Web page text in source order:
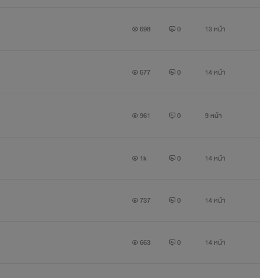
698 0 13 หน้า
577 0 14 หน้า
961 0 9 หน้า
1k 0 14 หน้า
737 0 14 หน้า
663 0 14 หน้า